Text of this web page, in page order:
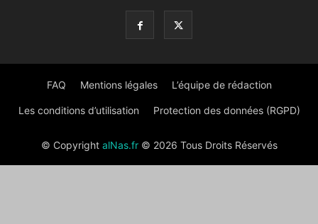
FAQ Mentions légales L’équipe de rédaction
Les conditions d’utilisation Protection des données (RGPD)
© Copyright alNas.fr© 2026 Tous Droits Réservés